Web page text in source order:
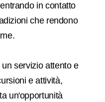
in contatto
che rendono
servizio attento e
e attività,
un'opportunità